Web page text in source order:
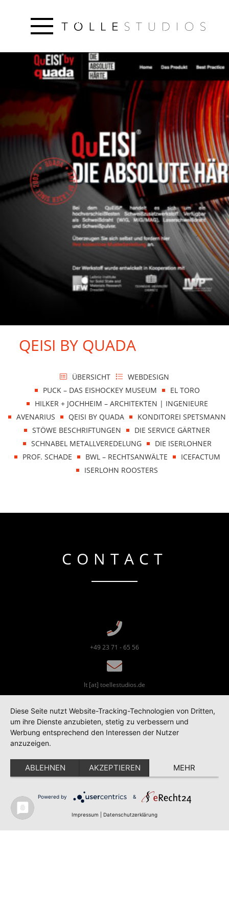
QEISI BY QUADA
ÜBERSICHT
WEBDESIGN
PUCK – DAS EISHOCKEY MUSEUM
EL TORO
HILKER + JOCHHEIM – ARCHITEKTEN | INGENIEURE
AVENARIUS
QEISI BY QUADA
KONDITOREI SPETSMANN
STÖWE BESCHRIFTUNGEN
DIE SERVICE GÄRTNER
SCHNABEL METALLVEREDELUNG
DIE ISERLOHNER
PROF. SCHADE
BWL – RECHTSANWÄLTE
ICEFACTUM
ISERLOHN ROOSTERS
CONTACT
+49 23 71 - 65 56
lt [at] toellestudios.de
Corunnastr. 14b
D-58636 Iserlohn
© 2026 | TÖLLE STUDIOS GMBH
DATENSCHUTZ
IMPRESSUM
Diese Seite nutzt Website-Tracking-Technologien von Dritten,
um ihre Dienste anzubieten, stetig zu verbessern und
Werbung entsprechend den Interessen der Nutzer
anzuzeigen.
ABLEHNEN AKZEPTIEREN MEHR
Powered by &
Impressum Datenschutzerklärung